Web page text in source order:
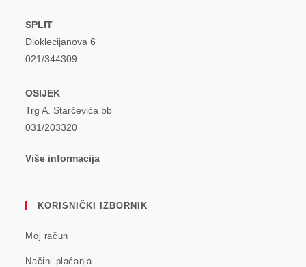
SPLIT
Dioklecijanova 6
021/344309
OSIJEK
Trg A. Starčevića bb
031/203320
Više informacija
KORISNIČKI IZBORNIK
Moj račun
Načini plaćanja